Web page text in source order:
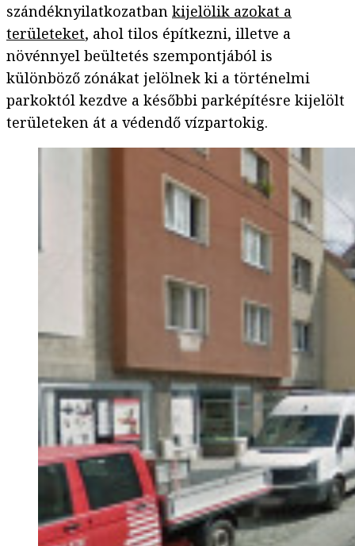
szándéknyilatkozatban kijelölik azokat a
területeket, ahol tilos építkezni, illetve a
növénnyel beültetés szempontjából is
különböző zónákat jelölnek ki a történelmi
parkoktól kezdve a későbbi parképítésre kijelölt
területeken át a védendő vízpartokig.